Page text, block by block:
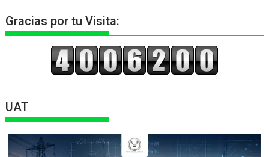
Gracias por tu Visita:
UAT